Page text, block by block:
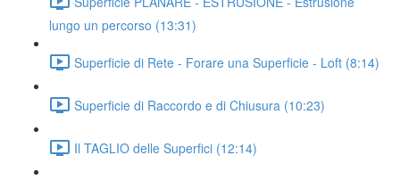
lungo un percorso (13:31)
Superficie di Rete - Forare una Superficie - Loft (8:14)
Superficie di Raccordo e di Chiusura (10:23)
Il TAGLIO delle Superfici (12:14)